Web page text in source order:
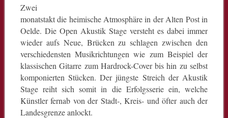
Zwei
monatstakt die heimische Atmosphäre in der Alten Post in
Oelde. Die Open Akustik Stage versteht es dabei immer
wieder aufs Neue, Brücken zu schlagen zwischen den
verschiedensten Musikrichtungen wie zum Beispiel der
klassischen Gitarre zum Hardrock-Cover bis hin zu selbst
komponierten Stücken. Der jüngste Streich der Akustik
Stage reiht sich somit in die Erfolgsserie ein, welche
Künstler fernab von der Stadt-, Kreis- und öfter auch der
Landesgrenze anlockt.